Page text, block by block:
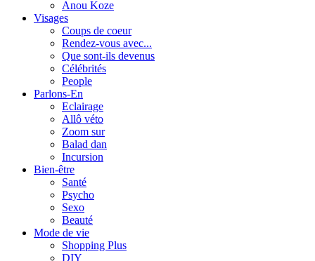
Anou Koze
Visages
Coups de coeur
Rendez-vous avec...
Que sont-ils devenus
Célébrités
People
Parlons-En
Eclairage
Allô véto
Zoom sur
Balad dan
Incursion
Bien-être
Santé
Psycho
Sexo
Beauté
Mode de vie
Shopping Plus
DIY